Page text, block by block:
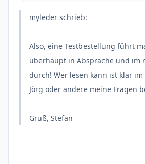
myleder schrieb:
Also, eine Testbestellung führt
überhaupt in Absprache und im
durch! Wer lesen kann ist klar
Jörg oder andere meine Fragen
Gruß, Stefan